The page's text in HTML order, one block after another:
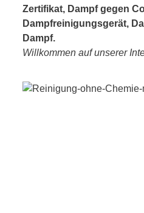
Zertifikat, Dampf gegen
Dampfreinigungsgerät,
Dampf.
Willkommen auf unserer